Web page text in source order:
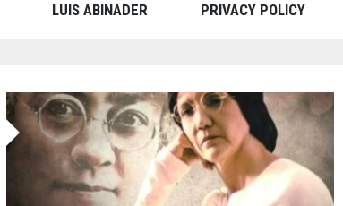
LUIS ABINADER PRIVACY POLICY